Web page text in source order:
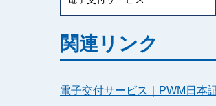
関連リンク
電子交付サービス｜PWM日本